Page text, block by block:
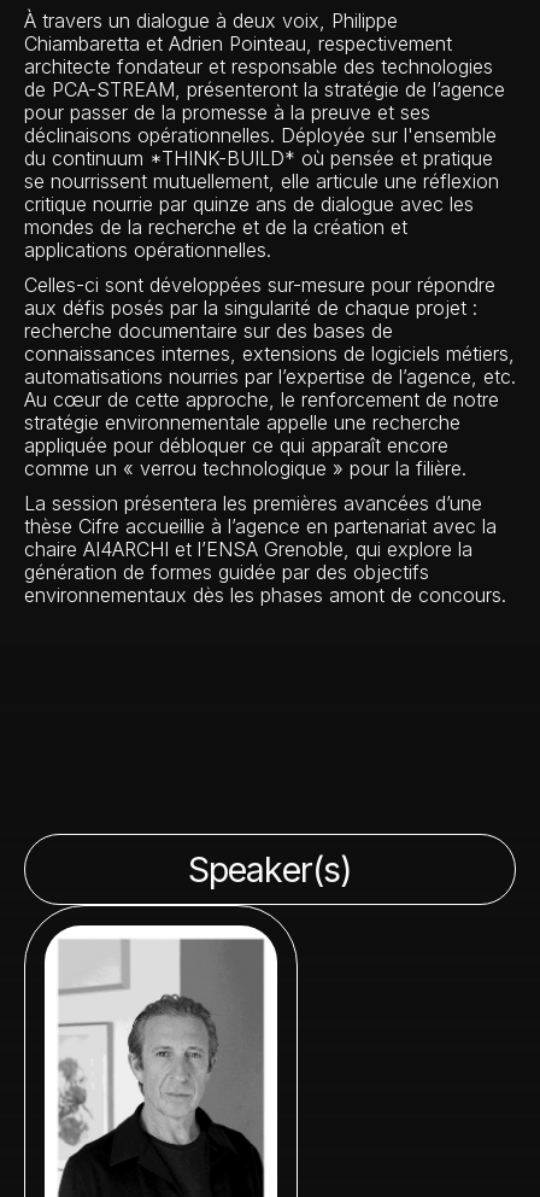
À travers un dialogue à deux voix, Philippe
Chiambaretta et Adrien Pointeau, respectivement
architecte fondateur et responsable des technologies
de PCA-STREAM, présenteront la stratégie de l’agence
pour passer de la promesse à la preuve et ses
déclinaisons opérationnelles. Déployée sur l'ensemble
du continuum *THINK-BUILD* où pensée et pratique
se nourrissent mutuellement, elle articule une réflexion
critique nourrie par quinze ans de dialogue avec les
mondes de la recherche et de la création et
applications opérationnelles.
Celles-ci sont développées sur-mesure pour répondre
aux défis posés par la singularité de chaque projet :
recherche documentaire sur des bases de
connaissances internes, extensions de logiciels métiers,
automatisations nourries par l’expertise de l’agence, etc.
Au cœur de cette approche, le renforcement de notre
stratégie environnementale appelle une recherche
appliquée pour débloquer ce qui apparaît encore
comme un « verrou technologique » pour la filière.
La session présentera les premières avancées d’une
thèse Cifre accueillie à l’agence en partenariat avec la
chaire AI4ARCHI et l’ENSA Grenoble, qui explore la
génération de formes guidée par des objectifs
environnementaux dès les phases amont de concours.
Speaker(s)